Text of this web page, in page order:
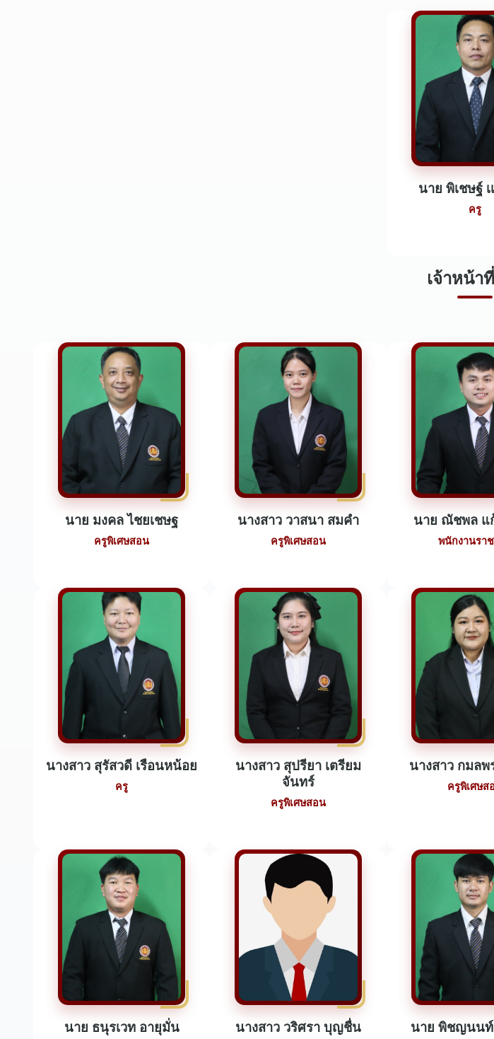
นาย พิเชษฐ์ เ
ครู
เจ้าหน้า
นาย มงคล ไชยเชษฐ
ครูพิเศษสอน
นางสาว วาสนา สมคำ
ครูพิเศษสอน
นาย ณัชพล แ
พนักงานรา
นางสาว สุรัสวดี เรือนหน้อย
ครู
นางสาว สุปรียา เตรียม
จันทร์
ครูพิเศษสอน
นางสาว กมล
ครูพิเศษส
นาย ธนุรเวท อายุมั่น นางสาว วริศรา บุญชื่น นาย พิชญนนท์